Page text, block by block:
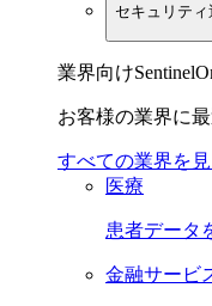
セキュリテ
業界向け
お客様の業界に
すべての業界を
医療
患者データ
金融サービ